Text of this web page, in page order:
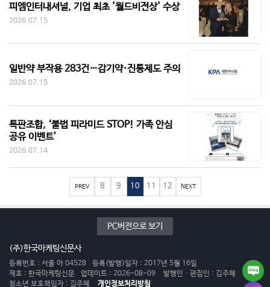
피엠인터내셔널, 기업 최초 '월드비전상' 수상
2026.07.15
일반약 부작용 283건…감기약·진통제도 주의
2026.07.15
특판조합, ‘불법 피라미드 STOP! 가족 안심
공유 이벤트’
2026.07.14
PREV 8 9 10 11 12 NEXT
PC버전으로 보기
(주)한국마케팅신문사
등록번호 : 서울 아 04528
등록(발행)일자 : 2017년 5월 16일
제호 : 한국마케팅신문
업데이트 : 2026-08-09
발행인 · 편집인 : 김주혜
청소년 보호책임자 : 김주혜
개인정보처리방침